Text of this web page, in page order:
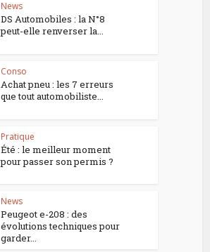
News
DS Automobiles : la N°8
peut-elle renverser la...
Conso
Achat pneu : les 7 erreurs
que tout automobiliste...
Pratique
Été : le meilleur moment
pour passer son permis ?
News
Peugeot e-208 : des
évolutions techniques pour
garder...